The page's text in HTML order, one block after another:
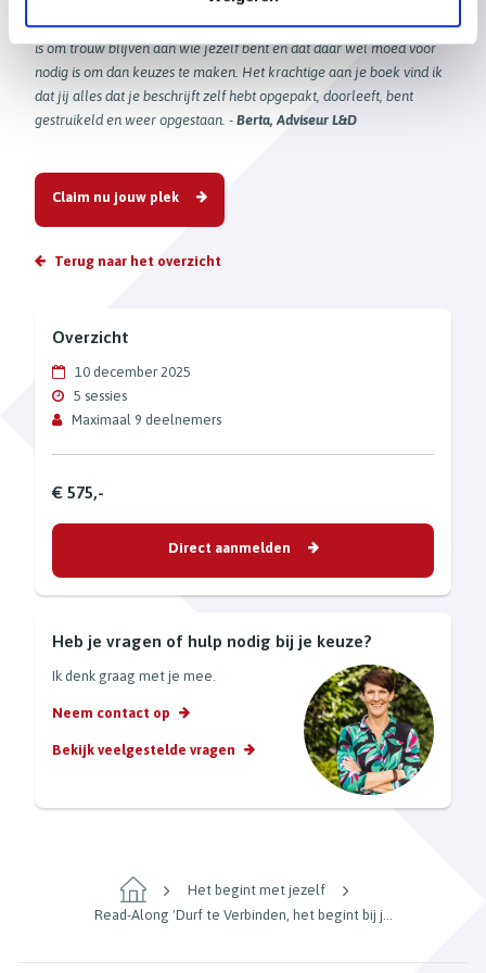
mocht volgen hebben mij (weer) bewustgemaakt dat het belangrijk
is om trouw blijven aan wie jezelf bent en dat daar wel moed voor
nodig is om dan keuzes te maken. Het krachtige aan je boek vind ik
dat jij alles dat je beschrijft zelf hebt opgepakt, doorleeft, bent
gestruikeld en weer opgestaan. - Berta, Adviseur L&D
Claim nu jouw plek
Terug naar het overzicht
Overzicht
10 december 2025
5 sessies
Maximaal 9 deelnemers
€ 575,-
Direct aanmelden
Heb je vragen of hulp nodig bij je keuze?
Ik denk graag met je mee.
Neem contact op
Bekijk veelgestelde vragen
Het begint met jezelf
Read-Along 'Durf te Verbinden, het begint bij j...